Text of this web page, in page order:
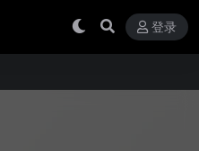
登录